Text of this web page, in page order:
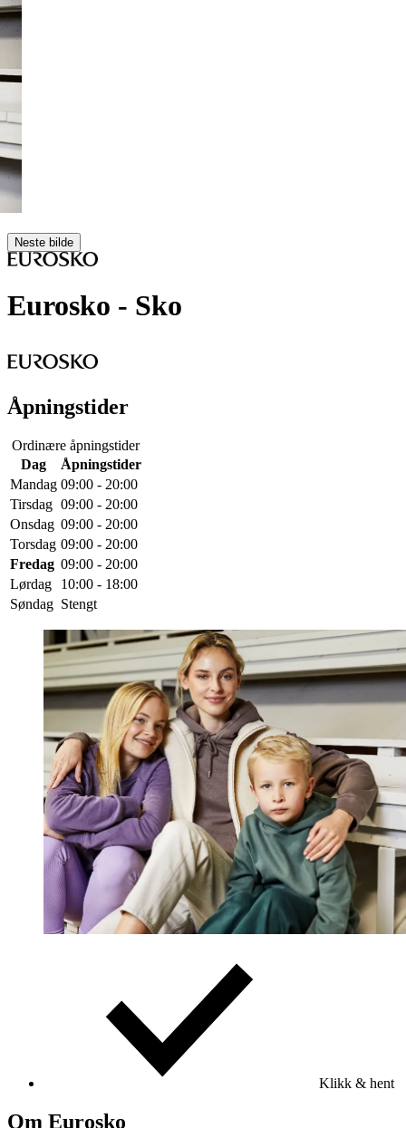
Neste bilde
Eurosko - Sko
Åpningstider
Ordinære åpningstider
Dag
Åpningstider
Mandag 09:00 - 20:00
Tirsdag 09:00 - 20:00
Onsdag 09:00 - 20:00
Torsdag 09:00 - 20:00
Fredag 09:00 - 20:00
Lørdag
10:00 - 18:00
Søndag Stengt
Klikk & hent
Om Eurosko